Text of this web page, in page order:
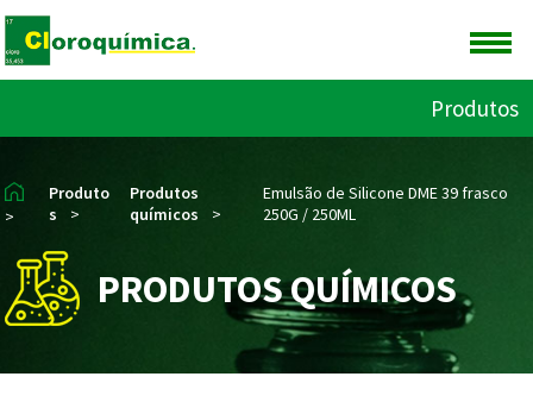
Produtos
>
Produto
s
>
Produtos
químicos
>
Emulsão de Silicone DME 39 frasco
250G / 250ML
PRODUTOS QUÍMICOS